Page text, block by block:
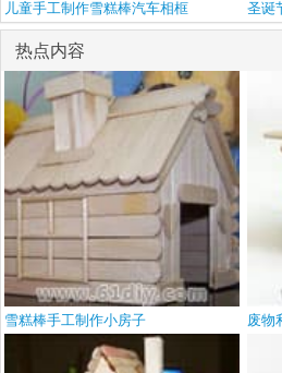
儿童手工制作雪糕棒汽车相框 圣诞
热点内容
雪糕棒手工制作小房子 废物